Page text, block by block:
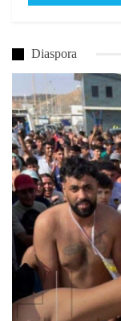
Diaspora